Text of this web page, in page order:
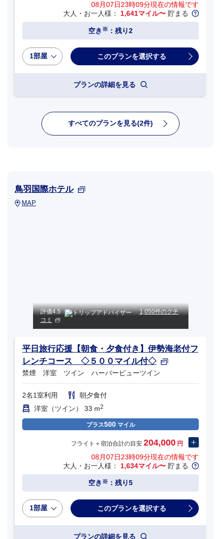
08月07日23時09分現在の情報です
大人・お一人様： 1,641マイル〜 貯まる
空き ※ ：残り2
1部屋
プランの詳細を見る
すべてのプランを見る(2件)
鳥羽国際ホテル
MAP
評価4.5
1,050件のクチ
コミ
平日旅行応援【朝食・夕食付き】伊勢海老付フ
レンチコース ◇５００マイル付◇
禁煙 洋室 ツイン ハーバービューツイン
2名1室利用
朝夕食付
洋室（ツイン） 33 m2
プラス500マイル
フライト＋宿泊合計の目安 204,000 円
08月07日23時09分現在の情報です
大人・お一人様： 1,634マイル〜 貯まる
空き ※ ：残り5
1部屋
プランの詳細を見る